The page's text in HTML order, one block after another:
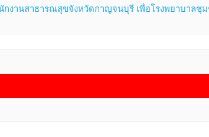
านสาธารณสุขจังหวัดกาญจนบุรี เพื่อโรงพยาบาลชุ